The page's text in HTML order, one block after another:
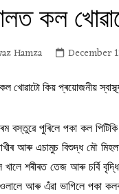
কল
Hamza December
বস্তুৱে পুৰিলে পকা কল
আৰু এচামুচ বিশুদ্ধ মৌ
খালে শৰীৰত তেজ আৰু চৰ্বি
আৰু এঁৱা ভাগিলে পকা